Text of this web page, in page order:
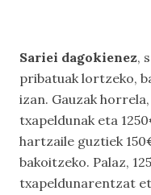
Sariei dagokienez,
pribatuak lortzeko,
izan. Gauzak
txapeldunak eta
hartzaile guztiek
bakoitzeko. Palaz,
txapeldunarentzat